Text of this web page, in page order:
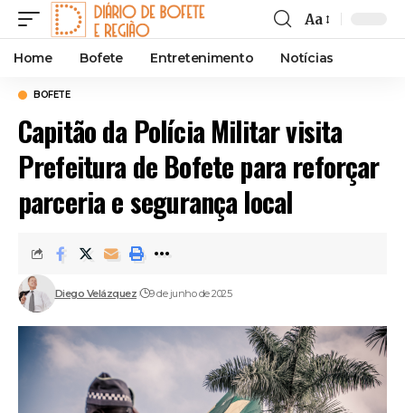
Font
Resizer
Aa
Home Bofete Entretenimento Notícias
BOFETE
Capitão da Polícia Militar visita
Prefeitura de Bofete para reforçar
parceria e segurança local
Diego Velázquez 9 de junho de 2025